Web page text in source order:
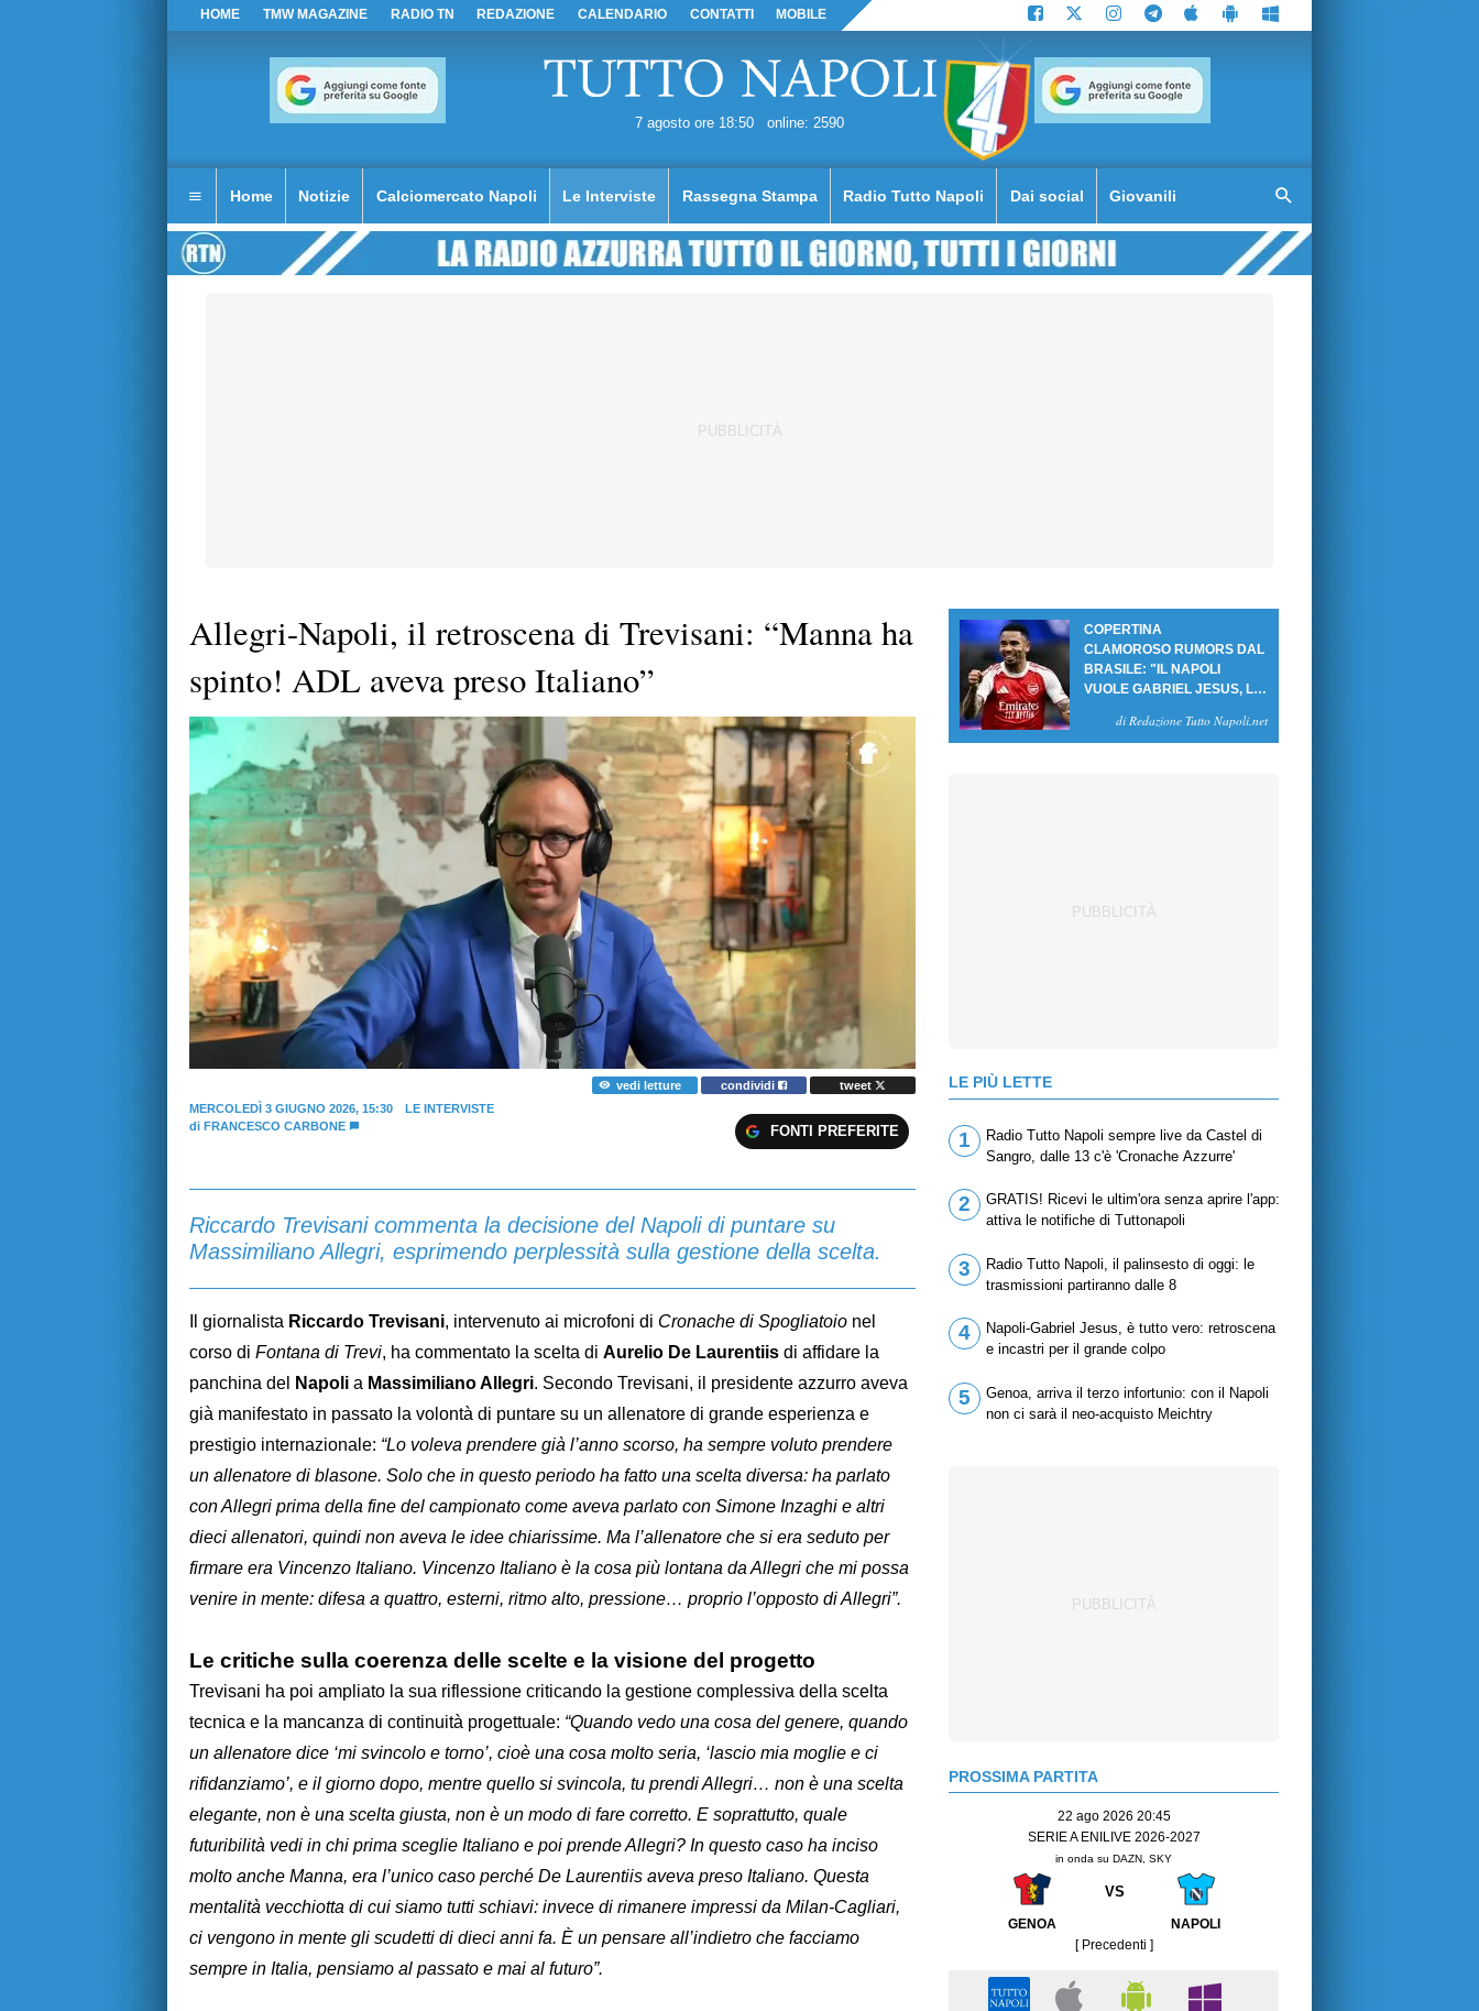
HOME TMW MAGAZINE RADIO TN REDAZIONE CALENDARIO CONTATTI MOBILE
7 agosto ore 18:50 online: 2590
Home Notizie Calciomercato Napoli Le Interviste Rassegna Stampa Radio Tutto Napoli Dai social Giovanili
Allegri-Napoli, il retroscena di Trevisani: “Manna ha
spinto! ADL aveva preso Italiano”
vedi letture condividi
tweet
MERCOLEDÌ 3 GIUGNO 2026, 15:30
LE INTERVISTE
di FRANCESCO CARBONE FONTI PREFERITE
Riccardo Trevisani commenta la decisione del Napoli di puntare su
Massimiliano Allegri, esprimendo perplessità sulla gestione della scelta.
Il giornalista Riccardo Trevisani, intervenuto ai microfoni di Cronache di Spogliatoio nel
corso di Fontana di Trevi, ha commentato la scelta di Aurelio De Laurentiis di affidare la
panchina del
Napoli a Massimiliano Allegri. Secondo Trevisani, il presidente azzurro aveva
già manifestato in passato la volontà di puntare su un allenatore di grande esperienza e
prestigio internazionale: “Lo voleva prendere già l’anno scorso, ha sempre voluto prendere
un allenatore di blasone. Solo che in questo periodo ha fatto una scelta diversa: ha parlato
con Allegri prima della fine del campionato come aveva parlato con Simone Inzaghi e altri
dieci allenatori, quindi non aveva le idee chiarissime. Ma l’allenatore che si era seduto per
firmare era Vincenzo Italiano. Vincenzo Italiano è la cosa più lontana da Allegri che mi possa
venire in mente: difesa a quattro, esterni, ritmo alto, pressione… proprio l’opposto di Allegri”.
Le critiche sulla coerenza delle scelte e la visione del progetto
Trevisani ha poi ampliato la sua riflessione criticando la gestione complessiva della scelta
tecnica e la mancanza di continuità progettuale: “Quando vedo una cosa del genere, quando
un allenatore dice ‘mi svincolo e torno’, cioè una cosa molto seria, ‘lascio mia moglie e ci
rifidanziamo’, e il giorno dopo, mentre quello si svincola, tu prendi Allegri… non è una scelta
elegante, non è una scelta giusta, non è un modo di fare corretto. E soprattutto, quale
futuribilità vedi in chi prima sceglie Italiano e poi prende Allegri? In questo caso ha inciso
molto anche Manna, era l’unico caso perché De Laurentiis aveva preso Italiano. Questa
mentalità vecchiotta di cui siamo tutti schiavi: invece di rimanere impressi da Milan-Cagliari,
ci vengono in mente gli scudetti di dieci anni fa. È un pensare all’indietro che facciamo
sempre in Italia, pensiamo al passato e mai al futuro”.
COPERTINA
CLAMOROSO RUMORS DAL
BRASILE: "IL NAPOLI
VUOLE GABRIEL JESUS, LE
di Redazione Tutto Napoli.net
LE PIÙ LETTE
1
Radio Tutto Napoli sempre live da Castel di
Sangro, dalle 13 c'è 'Cronache Azzurre'
2
GRATIS! Ricevi le ultim'ora senza aprire l'app:
attiva le notifiche di Tuttonapoli
3
Radio Tutto Napoli, il palinsesto di oggi: le
trasmissioni partiranno dalle 8
4
Napoli-Gabriel Jesus, è tutto vero: retroscena
e incastri per il grande colpo
5
Genoa, arriva il terzo infortunio: con il Napoli
non ci sarà il neo-acquisto Meichtry
PROSSIMA PARTITA
22 ago 2026 20:45
SERIE A ENILIVE 2026-2027
in onda su DAZN, SKY
VS
GENOA
NAPOLI
[ Precedenti ]